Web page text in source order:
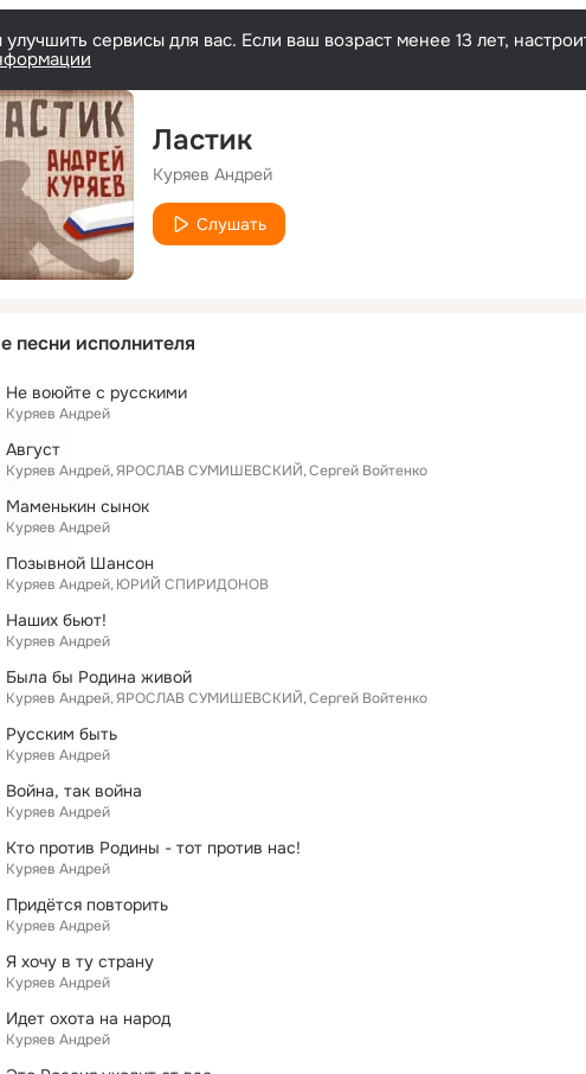
сервисы для вас. Если ваш возраст менее 13 лет,
Ластик
Куряев Андрей
Слушать
песни исполнителя
Не воюйте с русскими
Куряев Андрей
Август
Куряев Андрей ЯРОСЛАВ СУМИШЕВСКИЙ Сергей Войтенко
Маменькин сынок
Куряев Андрей
Позывной Шансон
Куряев Андрей ЮРИЙ СПИРИДОНОВ
Наших бьют!
Куряев Андрей
Была бы Родина живой
Куряев Андрей ЯРОСЛАВ СУМИШЕВСКИЙ Сергей Войтенко
Русским быть
Куряев Андрей
Война, так война
Куряев Андрей
Кто против Родины - тот против нас!
Куряев Андрей
Придётся повторить
Куряев Андрей
Я хочу в ту страну
Куряев Андрей
Идет охота на народ
Куряев Андрей